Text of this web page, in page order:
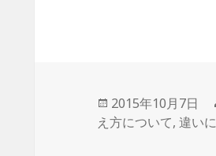
投
稿
2015年10月7日
え方について,違い